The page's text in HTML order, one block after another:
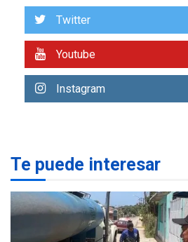
7
1
REGIONALES
2
Pesadilla
Manuel
POLÍTICA
Delcy
Twitter
Youtube
Instagram
Te puede interesar